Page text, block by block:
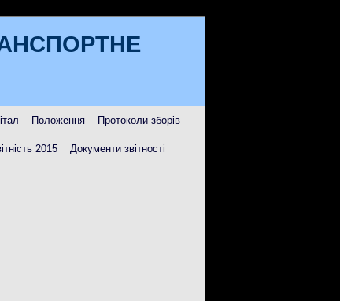
Положення Протоколи зборів
2015 Документи звітності